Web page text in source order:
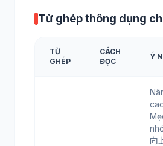
Từ ghép thông dụng
TỪ
GHÉP
CÁCH
ĐỌC
Ý
向